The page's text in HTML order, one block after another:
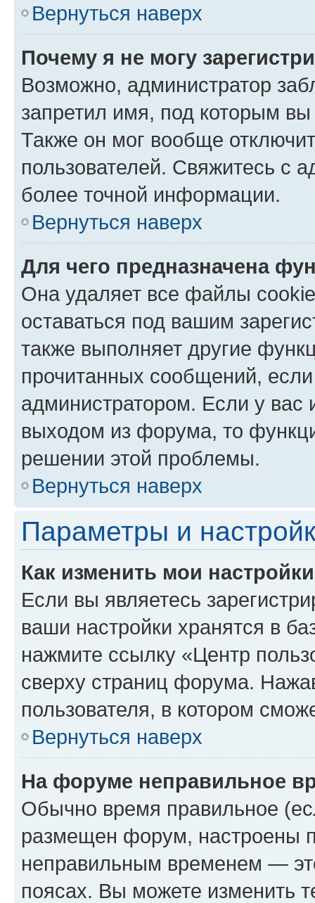
Вернуться наверх
Почему я не могу
Возможно, администратор
запретил имя, под которым вы
Также он мог вообще
пользователей. Свяжитесь с
более точной информации.
Вернуться наверх
Для чего предназначена
Она удаляет все файлы
оставаться под вашим
также выполняет другие
прочитанных сообщений,
администратором. Если у
выходом из форума, то
решении этой проблемы.
Вернуться наверх
Параметры и
Как изменить мои
Если вы являетесь
ваши настройки хранятся в
нажмите ссылку «Центр
сверху страниц форума.
пользователя, в котором
Вернуться наверх
На форуме неправильное
Обычно время правильное
размещен форум, настроены
неправильным временем —
поясах. Вы можете изменить